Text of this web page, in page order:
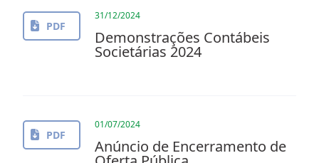
PDF
31/12/2024
Demonstrações Contábeis
Societárias 2024
PDF
01/07/2024
Anúncio de Encerramento de